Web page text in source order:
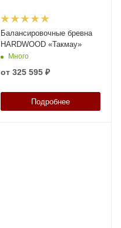
Балансировочные бревна
HARDWOOD «Такмау»
Много
от 325 595 ₽
Подробнее